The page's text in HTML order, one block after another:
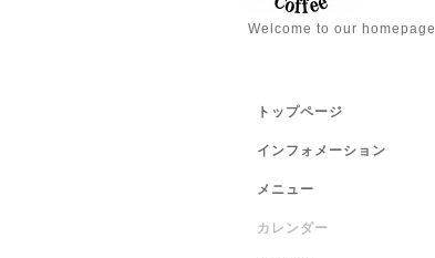
Welcome to our homepage
トップページ
インフォメーション
メニュー
カレンダー